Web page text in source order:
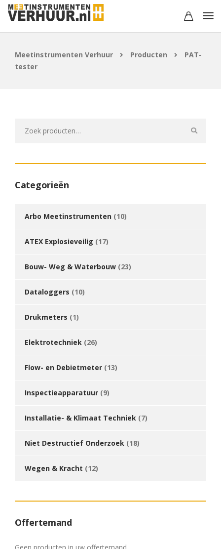
Meetinstrumenten Verhuur Producten
PAT-
tester
naar:
Categorieën
Arbo Meetinstrumenten (10)
ATEX Explosieveilig (17)
Bouw- Weg & Waterbouw (23)
Dataloggers (10)
Drukmeters (1)
Elektrotechniek (26)
Flow- en Debietmeter (13)
Inspectieapparatuur (9)
Installatie- & Klimaat Techniek (7)
Niet Destructief Onderzoek (18)
Wegen & Kracht (12)
Offertemand